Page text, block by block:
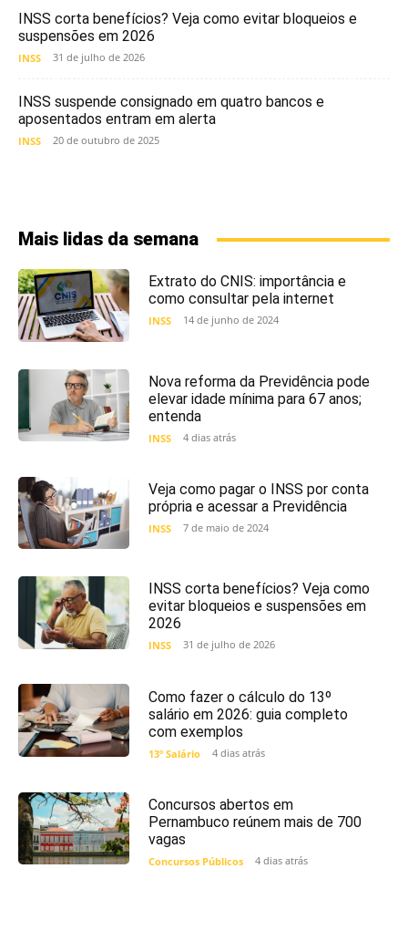
INSS corta benefícios? Veja como evitar bloqueios e
suspensões em 2026
INSS 31 de julho de 2026
INSS suspende consignado em quatro bancos e
aposentados entram em alerta
INSS 20 de outubro de 2025
Mais lidas da semana
Extrato do CNIS: importância e
como consultar pela internet
INSS 14 de junho de 2024
Nova reforma da Previdência pode
elevar idade mínima para 67 anos;
entenda
INSS 4 dias atrás
Veja como pagar o INSS por conta
própria e acessar a Previdência
INSS 7 de maio de 2024
INSS corta benefícios? Veja como
evitar bloqueios e suspensões em
2026
INSS 31 de julho de 2026
Como fazer o cálculo do 13º
salário em 2026: guia completo
com exemplos
13º Salário 4 dias atrás
Concursos abertos em
Pernambuco reúnem mais de 700
vagas
Concursos Públicos 4 dias atrás